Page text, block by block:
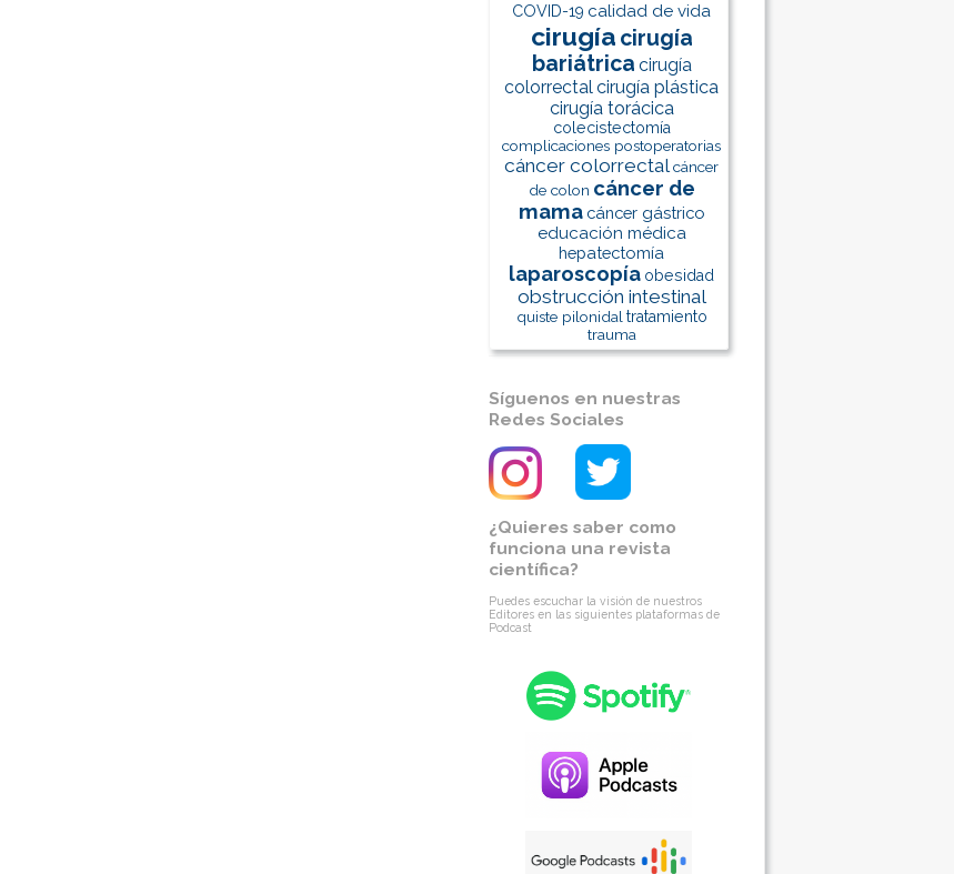
COVID-19 calidad de vida
cirugía cirugía
bariátrica cirugía
colorrectalcirugía plástica
cirugía torácica
colecistectomía
complicaciones postoperatorias
cáncer colorrectalcáncer
de colon cáncer de
mama cáncer gástrico
educación médica
hepatectomía
laparoscopía obesidad
obstrucción intestinal
quiste pilonidal tratamiento
trauma
Síguenos en nuestras
Redes Sociales
¿Quieres saber como
funciona una revista
científica?
Puedes escuchar la visión de nuestros
Editores en las siguientes plataformas de
Podcast